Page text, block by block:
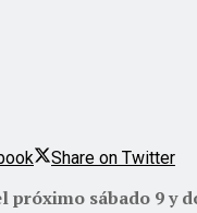
Share on Twitter
próximo sábado 9 y